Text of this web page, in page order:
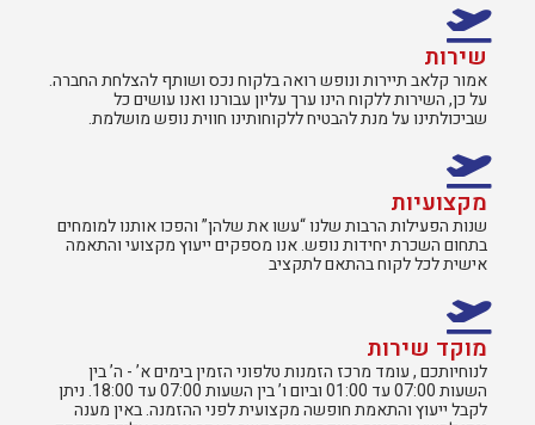
שירות
אמור קלאב תיירות ונופש רואה בלקוח נכס ושותף להצלחת החברה.
על כן, השירות ללקוח הינו ערך עליון עבורנו ואנו עושים כל
שביכולתינו על מנת להבטיח ללקוחותינו חווית נופש מושלמת.
מקצועיות
שנות הפעילות הרבות שלנו “עשו את שלהן” והפכו אותנו למומחים
בתחום השכרת יחידות נופש. אנו מספקים ייעוץ מקצועי והתאמה
אישית לכל לקוח בהתאם לתקציב
מוקד שירות
לנוחיותכם , עומד מרכז הזמנות טלפוני הזמין בימים א’ - ה’ בין
השעות 07:00 עד 01:00 וביום ו’ בין השעות 07:00 עד 18:00. ניתן
לקבל ייעוץ והתאמת חופשה מקצועית לפני ההזמנה. באין מענה